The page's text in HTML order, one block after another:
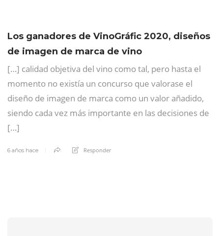
Los ganadores de VinoGráfic 2020, diseños
de imagen de marca de vino
[…] calidad objetiva del vino como tal, pero hasta el
momento no existía un concurso que valorase el
diseño de imagen de marca como un valor añadido,
siendo cada vez más importante en las decisiones de
[…]
6 años hace Responder